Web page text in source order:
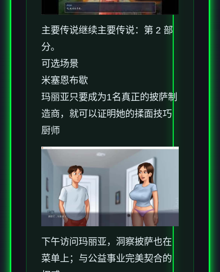
主要传说继续主要传说：第 2 部
分。
可选场景
米塞恩布歇
玛丽亚只要成为1名真正的披萨制
造商，就可以证明她的揉面技巧
厨师
下午访问玛丽亚，洞察披萨也在
菜单上；与公益事业完美契合的